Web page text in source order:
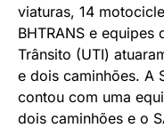
viaturas, 14
BHTRANS e
Trânsito (UTI)
e dois caminhões. A
contou com uma
dois caminhões e o